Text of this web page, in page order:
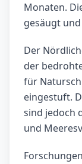
Monaten.
gesäugt
Der
der
für
eingestuft.
sind jedoch
und